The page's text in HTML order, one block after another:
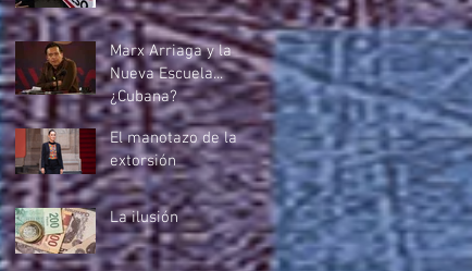
Marx Arriaga y la
Nueva Escuela...
¿Cubana?
El manotazo de la
extorsión
La ilusión